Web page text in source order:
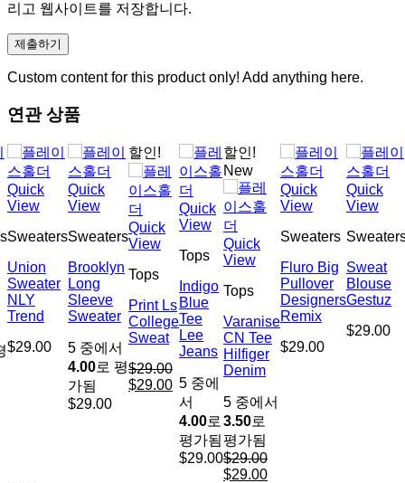
리고 웹사이트를 저장합니다.
Custom content for this product only! Add anything here.
연관 상품
Quick
View
Sweaters
Union
Sweater
NLY
Trend
$29.00
Quick
View
Sweaters
Brooklyn
Long
Sleeve
Sweater
5 중에서
4.00로 평
가됨
$29.00
할인!
Quick
View
Tops
Print Ls
College
Sweat
$29.00
원
$29.00현
재
가
격:
$29.00.
Quick
View
Tops
Indigo
Blue
Tee
Lee
Jeans
5 중에
서
4.00로
평가됨
$29.00
할인!
New
Quick
View
Tops
Varanise
CN Tee
Hilfiger
Denim
5 중에서
3.50로
평가됨
$29.00
원
$29.00현
Quick
View
Sweaters
Fluro Big
Pullover
Designers
Remix
$29.00
Quick
View
Sweat
Blouse
Gestuz
$29.00